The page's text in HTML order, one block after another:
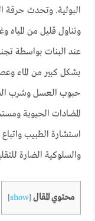
البولية. وتحدث حرقة
وتناول قليل من
عند البنات بواسطة
بشكل كبير من الماء
حبوب العسل وشرب
المضادات الحيوية
استشارة الطبيب
والسلوكية الضارة
محتوي المقال [
show
]